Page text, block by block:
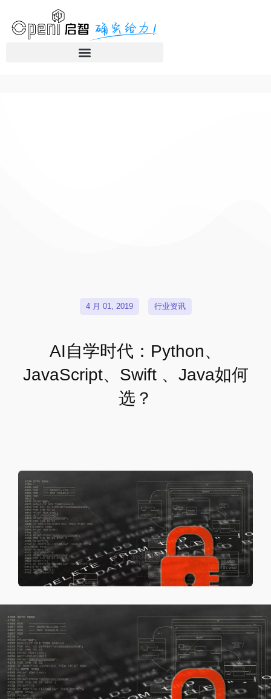
4 月 01, 2019 行业资讯
AI自学时代：Python、
JavaScript、Swift 、Java如何
选？